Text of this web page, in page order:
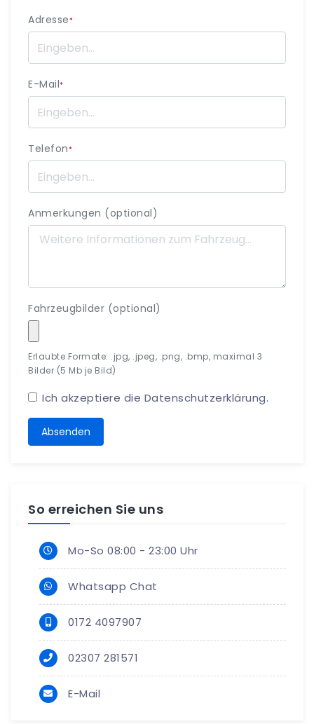
Adresse*
E-Mail*
Telefon*
Anmerkungen (optional)
Fahrzeugbilder (optional)
Erlaubte Formate: .jpg, .jpeg, .png, .bmp, maximal 3
Bilder (5 Mb je Bild)
Ich akzeptiere die Datenschutzerklärung.
Absenden
So erreichen Sie uns
Mo-So 08:00 - 23:00 Uhr
Whatsapp Chat
0172 4097907
02307 281571
E-Mail